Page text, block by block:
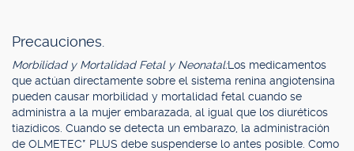
Precauciones.
Morbilidad y Mortalidad Fetal y Neonatal:Los medicamentos
que actúan directamente sobre el sistema renina angiotensina
pueden causar morbilidad y mortalidad fetal cuando se
administra a la mujer embarazada, al igual que los diuréticos
tiazídicos. Cuando se detecta un embarazo, la administración
de OLMETEC* PLUS debe suspenderse lo antes posible. Como